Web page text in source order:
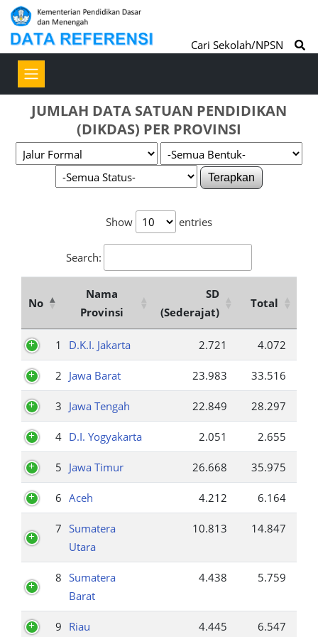
Cari Sekolah/NPSN
JUMLAH DATA SATUAN PENDIDIKAN
(DIKDAS) PER PROVINSI
Terapkan
Show entries
Search:
No
Nama
Provinsi
SD
(Sederajat)
Total
1 D.K.I. Jakarta 2.721 4.072
2 Jawa Barat 23.983 33.516
3 Jawa Tengah 22.849 28.297
4 D.I. Yogyakarta 2.051 2.655
5 Jawa Timur 26.668 35.975
6 Aceh 4.212 6.164
7 Sumatera
Utara
10.813 14.847
8 Sumatera
Barat
4.438 5.759
9 Riau 4.445 6.547